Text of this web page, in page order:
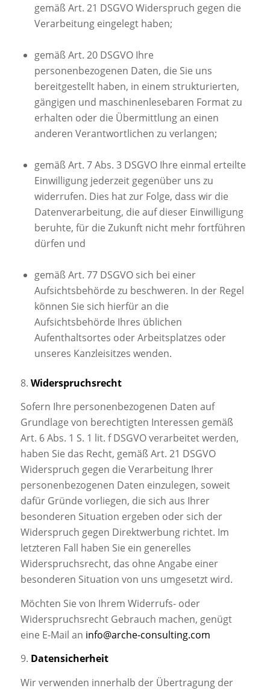
gemäß Art. 21 DSGVO Widerspruch gegen die
Verarbeitung eingelegt haben;
gemäß Art. 20 DSGVO Ihre
personenbezogenen Daten, die Sie uns
bereitgestellt haben, in einem strukturierten,
gängigen und maschinenlesebaren Format zu
erhalten oder die Übermittlung an einen
anderen Verantwortlichen zu verlangen;
gemäß Art. 7 Abs. 3 DSGVO Ihre einmal erteilte
Einwilligung jederzeit gegenüber uns zu
widerrufen. Dies hat zur Folge, dass wir die
Datenverarbeitung, die auf dieser Einwilligung
beruhte, für die Zukunft nicht mehr fortführen
dürfen und
gemäß Art. 77 DSGVO sich bei einer
Aufsichtsbehörde zu beschweren. In der Regel
können Sie sich hierfür an die
Aufsichtsbehörde Ihres üblichen
Aufenthaltsortes oder Arbeitsplatzes oder
unseres Kanzleisitzes wenden.
8. Widerspruchsrecht
Sofern Ihre personenbezogenen Daten auf
Grundlage von berechtigten Interessen gemäß
Art. 6 Abs. 1 S. 1 lit. f DSGVO verarbeitet werden,
haben Sie das Recht, gemäß Art. 21 DSGVO
Widerspruch gegen die Verarbeitung Ihrer
personenbezogenen Daten einzulegen, soweit
dafür Gründe vorliegen, die sich aus Ihrer
besonderen Situation ergeben oder sich der
Widerspruch gegen Direktwerbung richtet. Im
letzteren Fall haben Sie ein generelles
Widerspruchsrecht, das ohne Angabe einer
besonderen Situation von uns umgesetzt wird.
Möchten Sie von Ihrem Widerrufs- oder
Widerspruchsrecht Gebrauch machen, genügt
eine E-Mail an info@arche-consulting.com
9. Datensicherheit
Wir verwenden innerhalb der Übertragung der